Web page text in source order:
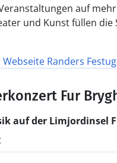
auf
und Kunst füllen die
Webseite Randers
Fur
auf der Limjordinsel